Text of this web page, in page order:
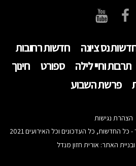
נס ציונה
חדשות רחובות
תרבות וחיי לילה ספורט
חינוך
פרשת השבוע
הצהרת נגישות
החדשות, כל העדכונים וכל האירועים 2021
ובניית האתר: אורית חזון מנדל